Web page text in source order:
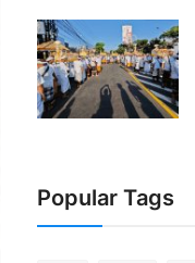
Popular Tags